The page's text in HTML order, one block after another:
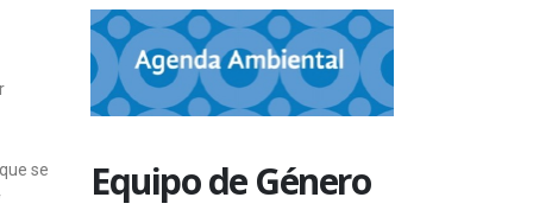
se
Equipo de Género